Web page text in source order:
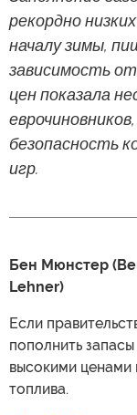
рекордно
началу зимы,
зависимость
цен показала
безопасность
игр.
Бен Мюнстер
Lehner)
Если
пополнить
высокими
топлива.